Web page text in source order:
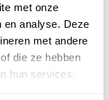
met onze
en analyse. Deze
met andere
die ze hebben
hun services.